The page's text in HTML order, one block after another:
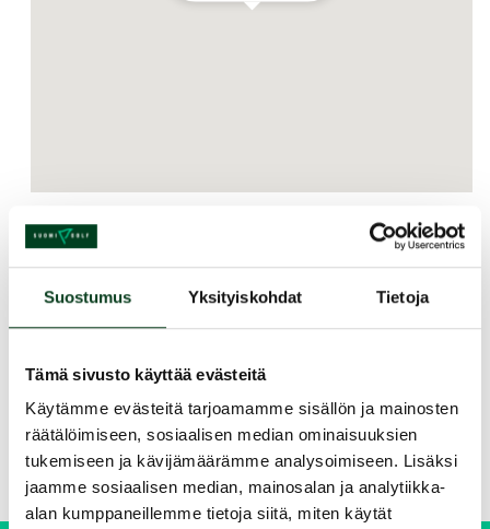
Suostumus Yksityiskohdat Tietoja
Tämä sivusto käyttää evästeitä
Käytämme evästeitä tarjoamamme sisällön ja mainosten
räätälöimiseen, sosiaalisen median ominaisuuksien
tukemiseen ja kävijämäärämme analysoimiseen. Lisäksi
jaamme sosiaalisen median, mainosalan ja analytiikka-
alan kumppaneillemme tietoja siitä, miten käytät
Kurssin kuvaus
Kesto yht. 9 tuntia, sisältäen kurssimateriaalin,
Jaa kurssi kaverille
Siirry takaisin hakuun